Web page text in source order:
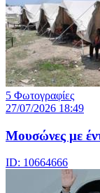
5 Φωτογραφίες
27/07/2026 18:49
Μουσώνες με
ID: 10664666